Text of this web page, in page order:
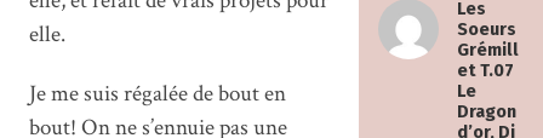
Les
Soeurs
Grémill
et T.07
Le
Dragon
d’or, Di
elle.
Je me suis régalée de bout en
bout! On ne s’ennuie pas une